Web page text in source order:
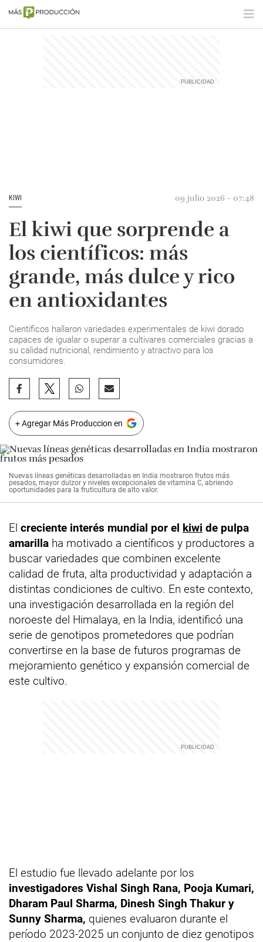
KIWI 09 julio 2026 - 07:48
El kiwi que sorprende a
los científicos: más
grande, más dulce y rico
en antioxidantes
Científicos hallaron variedades experimentales de kiwi dorado
capaces de igualar o superar a cultivares comerciales gracias a
su calidad nutricional, rendimiento y atractivo para los
consumidores.
+ Agregar Más Produccion en
Nuevas líneas genéticas desarrolladas en India mostraron frutos más
pesados, mayor dulzor y niveles excepcionales de vitamina C, abriendo
oportunidades para la fruticultura de alto valor.
El creciente interés mundial por el kiwi de pulpa
amarilla ha motivado a científicos y productores a
buscar variedades que combinen excelente
calidad de fruta, alta productividad y adaptación a
distintas condiciones de cultivo. En este contexto,
una investigación desarrollada en la región del
noroeste del Himalaya, en la India, identificó una
serie de genotipos prometedores que podrían
convertirse en la base de futuros programas de
mejoramiento genético y expansión comercial de
este cultivo.
El estudio fue llevado adelante por los
investigadores Vishal Singh Rana, Pooja Kumari,
Dharam Paul Sharma, Dinesh Singh Thakur y
Sunny Sharma, quienes evaluaron durante el
período 2023-2025 un conjunto de diez genotipos